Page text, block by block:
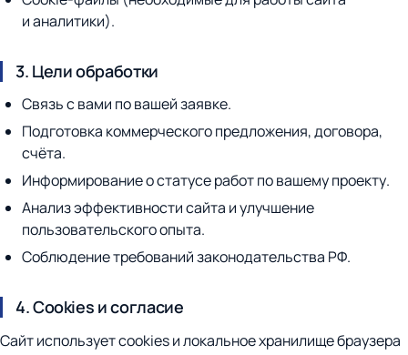
и аналитики).
3. Цели обработки
Связь с вами по вашей заявке.
Подготовка коммерческого предложения, договора,
счёта.
Информирование о статусе работ по вашему проекту.
Анализ эффективности сайта и улучшение
пользовательского опыта.
Соблюдение требований законодательства РФ.
4. Cookies и согласие
Сайт использует cookies и локальное хранилище браузера